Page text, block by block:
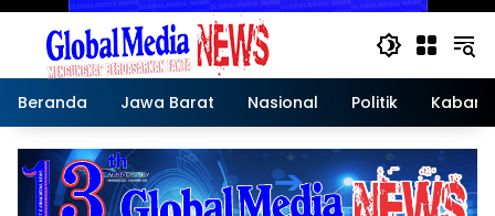
Beranda Jawa Barat Nasional Politik Kabar